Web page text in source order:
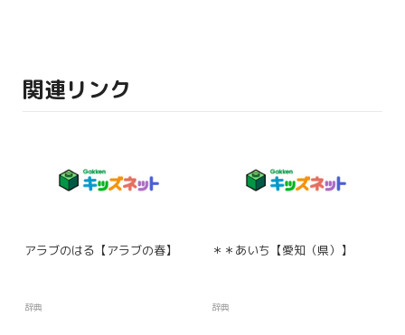
関連リンク
アラブのはる【アラブの春】
辞典
＊＊あいち【愛知（県）】
辞典